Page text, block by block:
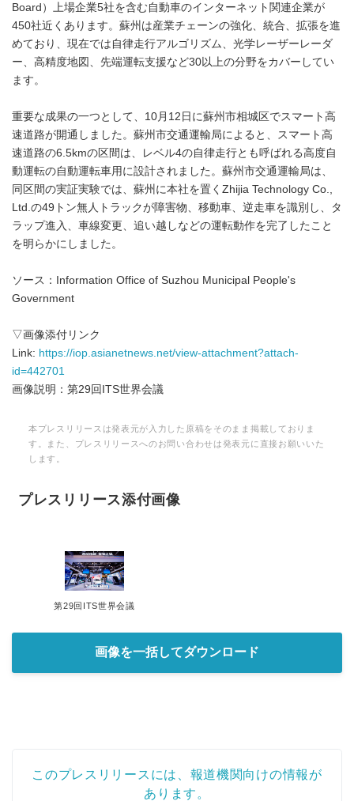
Board）上場企業5社を含む自動車のインターネット関連企業が
450社近くあります。蘇州は産業チェーンの強化、統合、拡張を進
めており、現在では自律走行アルゴリズム、光学レーザーレーダ
ー、高精度地図、先端運転支援など30以上の分野をカバーしてい
ます。
重要な成果の一つとして、10月12日に蘇州市相城区でスマート高
速道路が開通しました。蘇州市交通運輸局によると、スマート高
速道路の6.5kmの区間は、レベル4の自律走行とも呼ばれる高度自
動運転の自動運転車用に設計されました。蘇州市交通運輸局は、
同区間の実証実験では、蘇州に本社を置くZhijia Technology Co.,
Ltd.の49トン無人トラックが障害物、移動車、逆走車を識別し、タ
ラップ進入、車線変更、追い越しなどの運転動作を完了したこと
を明らかにしました。
ソース：Information Office of Suzhou Municipal People's
Government
▽画像添付リンク
Link: https://iop.asianetnews.net/view-attachment?attach-
id=442701
画像説明：第29回ITS世界会議
本プレスリリースは発表元が入力した原稿をそのまま掲載しておりま
す。また、プレスリリースへのお問い合わせは発表元に直接お願いいた
します。
プレスリリース添付画像
第29回ITS世界会議
画像を一括してダウンロード
このプレスリリースには、報道機関向けの情報が
あります。